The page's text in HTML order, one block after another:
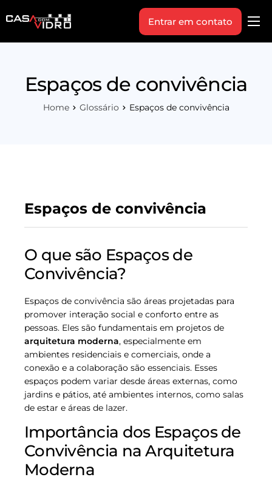
Produtos
Indique+
Entrar em contato
Espaços de convivência
Home Glossário Espaços de convivência
Espaços de convivência
O que são Espaços de
Convivência?
Espaços de convivência são áreas projetadas para
promover interação social e conforto entre as
pessoas. Eles são fundamentais em projetos de
arquitetura moderna, especialmente em
ambientes residenciais e comerciais, onde a
conexão e a colaboração são essenciais. Esses
espaços podem variar desde áreas externas, como
jardins e pátios, até ambientes internos, como salas
de estar e áreas de lazer.
Importância dos Espaços de
Convivência na Arquitetura
Moderna